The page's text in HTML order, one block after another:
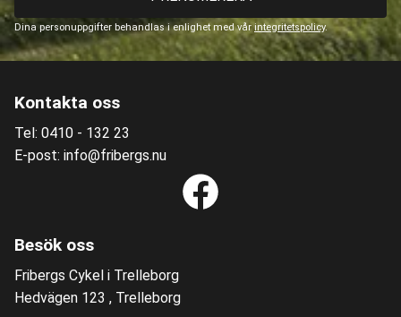
Dina personuppgifter behandlas i enlighet med vårintegritetspolicy.
Kontakta oss
Tel: 0410 - 132 23
E-post: info@fribergs.nu
Besök oss
Fribergs Cykel i Trelleborg
Hedvägen 123 , Trelleborg